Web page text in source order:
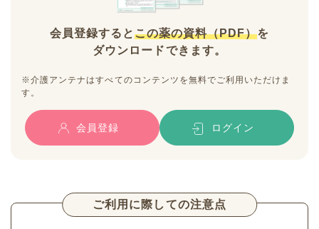
会員登録するとこの薬の資料（PDF）を
ダウンロードできます。
※介護アンテナはすべてのコンテンツを無料でご利用いただけま
す。
会員登録 ログイン
ご利用に際しての注意点